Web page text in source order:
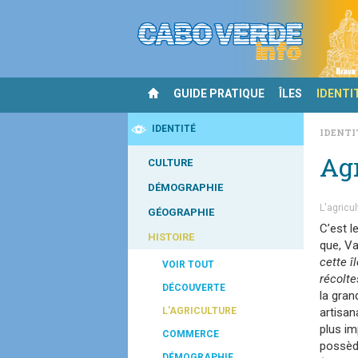
GUIDE PRATIQUE ÎLES
IDENTITÉ
CULTURE
DÉMOGRAPHIE
GÉOGRAPHIE
HISTOIRE
VOIR TOUT
DÉCOUVERTE
L'AGRICULTURE
COMMERCE
C’est
que,
cette
la
plus